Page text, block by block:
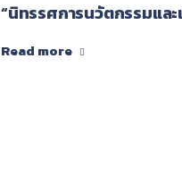
“นิทรรศการนวัตกรรมแล
Read more